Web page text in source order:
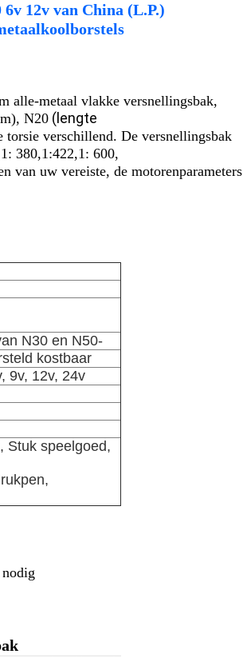
12v van China (L.P.)
alle-metaal vlakke versnellingsbak,
N20 (lengte
torsie verschillend. De versnellingsbak
380,1:422,1: 600,
van uw vereiste, de motorenparameters
N30 en N50-
kostbaar
9v, 12v, 24v
Stuk speelgoed,